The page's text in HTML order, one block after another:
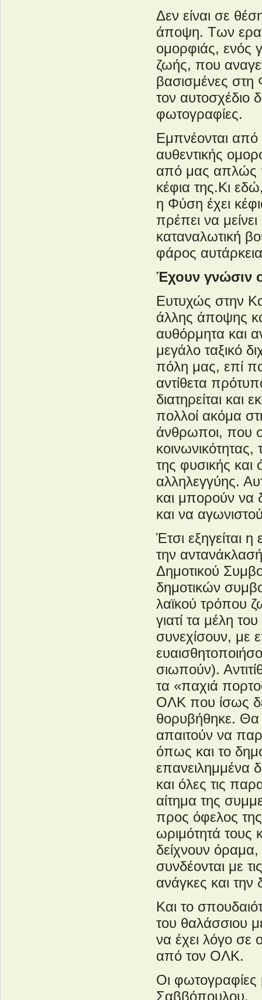
Δεν είναι σε
άποψη. Των
ομορφιάς, ενός
ζωής, που
βασισμένες
τον αυτοσχέδιο
φωτογραφίες.
Εμπνέονται
αυθεντικής
από μας απλώς
κέφια της.Κι
η Φύση έχει
πρέπει να
καταναλωτική
φάρος
Έχουν γνώσιν
Ευτυχώς στην
άλλης άποψης
αυθόρμητα και
μεγάλο ταξικό
πόλη μας, επί
αντίθετα
διατηρείται και
πολλοί ακόμα
άνθρωποι, που
της φυσικής και
αλληλεγγύης.
και μπορούν να
και να
Έτσι εξηγείται
την
Δημοτικού
δημοτικών
λαϊκού τρόπου
γιατί τα μέλη
συνεχίσουν, με
σιωπούν).
τα «παχιά
ΟΛΚ που ίσως
θορυβήθηκε. Θα
απαιτούν να
όπως και το
επανειλημμένα
και όλες τις
αίτημα της
προς όφελος
ωριμότητά τους
δείχνουν
συνδέονται με
ανάγκες και την
Και το
του θαλάσσιου
να έχει λόγο σε
από τον ΟΛΚ.
Οι φωτογραφίες
Σαββόπουλου.